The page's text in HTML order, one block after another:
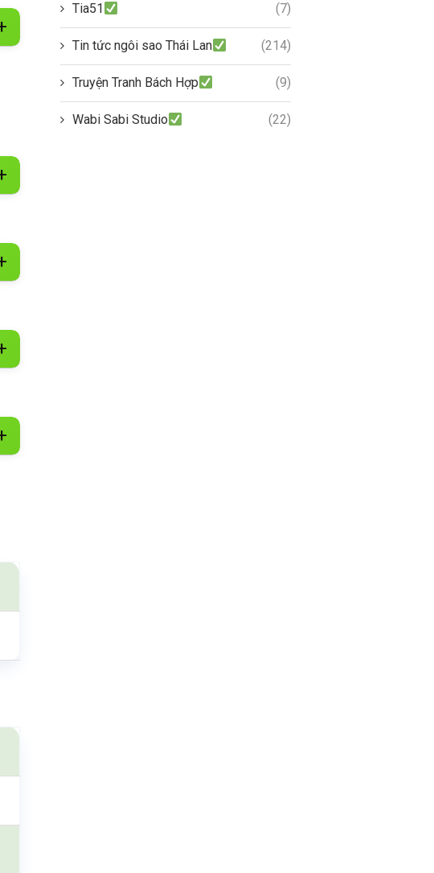
Tia51 (7)
Tin tức ngôi sao Thái Lan (214)
Truyện Tranh Bách Hợp (9)
Wabi Sabi Studio (22)